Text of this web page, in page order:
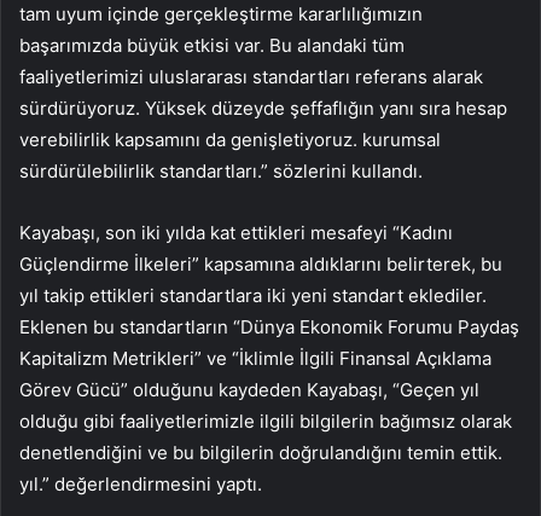
tam uyum içinde gerçekleştirme kararlılığımızın
başarımızda büyük etkisi var. Bu alandaki tüm
faaliyetlerimizi uluslararası standartları referans alarak
sürdürüyoruz. Yüksek düzeyde şeffaflığın yanı sıra hesap
verebilirlik kapsamını da genişletiyoruz. kurumsal
sürdürülebilirlik standartları.” sözlerini kullandı.
Kayabaşı, son iki yılda kat ettikleri mesafeyi “Kadını
Güçlendirme İlkeleri” kapsamına aldıklarını belirterek, bu
yıl takip ettikleri standartlara iki yeni standart eklediler.
Eklenen bu standartların “Dünya Ekonomik Forumu Paydaş
Kapitalizm Metrikleri” ve “İklimle İlgili Finansal Açıklama
Görev Gücü” olduğunu kaydeden Kayabaşı, “Geçen yıl
olduğu gibi faaliyetlerimizle ilgili bilgilerin bağımsız olarak
denetlendiğini ve bu bilgilerin doğrulandığını temin ettik.
yıl.” değerlendirmesini yaptı.